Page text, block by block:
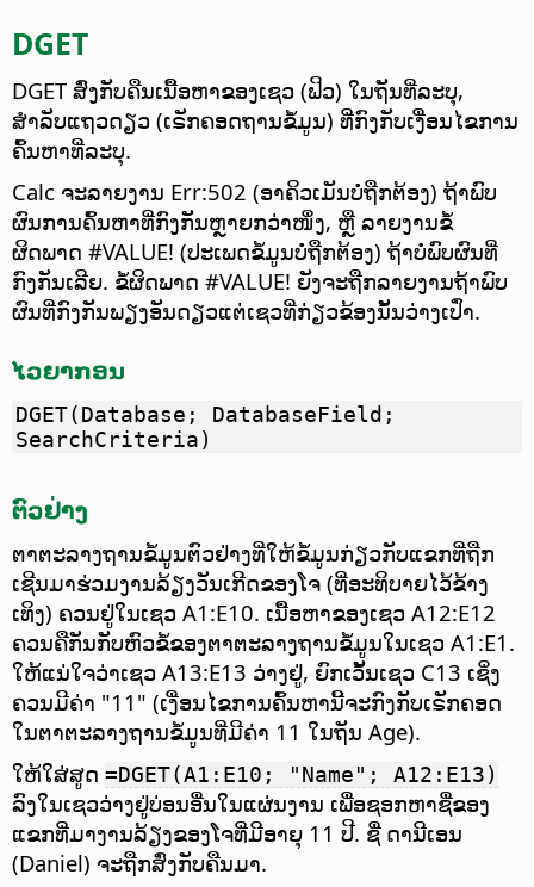
DGET
DGET ສົ່ງກັບຄືນເນື້ອຫາຂອງເຊວ (ຟິວ) ໃນຖັນທີ່ລະບຸ,
ສຳລັບແຖວດຽວ (ເຣັກຄອດຖານຂໍ້ມູນ) ທີ່ກົງກັບເງື່ອນໄຂການ
ຄົ້ນຫາທີ່ລະບຸ.
Calc ຈະລາຍງານ Err:502 (ອາຄິວເມັນບໍ່ຖືກຕ້ອງ) ຖ້າພົບ
ຜົນການຄົ້ນຫາທີ່ກົງກັນຫຼາຍກວ່າໜຶ່ງ, ຫຼື ລາຍງານຂໍ້
ຜິດພາດ #VALUE! (ປະເພດຂໍ້ມູນບໍ່ຖືກຕ້ອງ) ຖ້າບໍ່ພົບຜົນທີ່
ກົງກັນເລີຍ. ຂໍ້ຜິດພາດ #VALUE! ຍັງຈະຖືກລາຍງານຖ້າພົບ
ຜົນທີ່ກົງກັນພຽງອັນດຽວແຕ່ເຊວທີ່ກ່ຽວຂ້ອງນັ້ນວ່າງເປົ່າ.
ໄວຍາກອນ
DGET(Database; DatabaseField;
SearchCriteria)
ຕົວຢ່າງ
ຕາຕະລາງຖານຂໍ້ມູນຕົວຢ່າງທີ່ໃຫ້ຂໍ້ມູນກ່ຽວກັບແຂກທີ່ຖືກ
ເຊີນມາຮ່ວມງານລ້ຽງວັນເກີດຂອງໂຈ (ທີ່ອະທິບາຍໄວ້ຂ້າງ
ເທິງ) ຄວນຢູ່ໃນເຊວ A1:E10. ເນື້ອຫາຂອງເຊວ A12:E12
ຄວນຄືກັນກັບຫົວຂໍ້ຂອງຕາຕະລາງຖານຂໍ້ມູນໃນເຊວ A1:E1.
ໃຫ້ແນ່ໃຈວ່າເຊວ A13:E13 ວ່າງຢູ່, ຍົກເວັ້ນເຊວ C13 ເຊິ່ງ
ຄວນມີຄ່າ "11" (ເງື່ອນໄຂການຄົ້ນຫານີ້ຈະກົງກັບເຣັກຄອດ
ໃນຕາຕະລາງຖານຂໍ້ມູນທີ່ມີຄ່າ 11 ໃນຖັນ Age).
ໃຫ້ໃສ່ສູດ =DGET(A1:E10; "Name"; A12:E13)
ລົງໃນເຊວວ່າງຢູ່ບ່ອນອື່ນໃນແຜ່ນງານ ເພື່ອຊອກຫາຊື່ຂອງ
ແຂກທີ່ມາງານລ້ຽງຂອງໂຈທີ່ມີອາຍຸ 11 ປີ. ຊື່ ດານີເອນ
(Daniel) ຈະຖືກສົ່ງກັບຄືນມາ.